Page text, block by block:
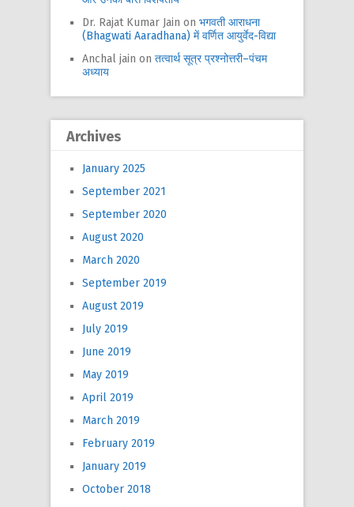
Dr. Rajat Kumar Jain on भगवती आराधना
(Bhagwati Aaradhana) में वर्णित आयुर्वेद-विद्या
Anchal jain on तत्वार्थ सूत्र प्रश्नोत्तरी–पंचम
अध्याय
Archives
January 2025
September 2021
September 2020
August 2020
March 2020
September 2019
August 2019
July 2019
June 2019
May 2019
April 2019
March 2019
February 2019
January 2019
October 2018